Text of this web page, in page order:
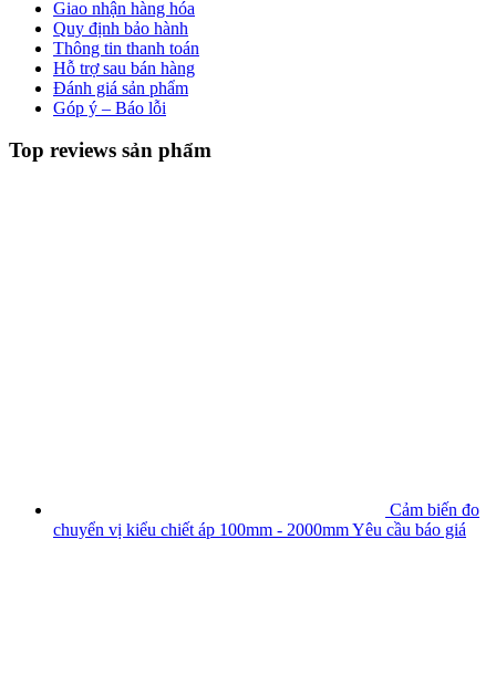
Giao nhận hàng hóa
Quy định bảo hành
Thông tin thanh toán
Hỗ trợ sau bán hàng
Đánh giá sản phẩm
Góp ý – Báo lỗi
Top reviews sản phẩm
Cảm biến đo
chuyển vị kiểu chiết áp 100mm - 2000mmYêu cầu báo giá